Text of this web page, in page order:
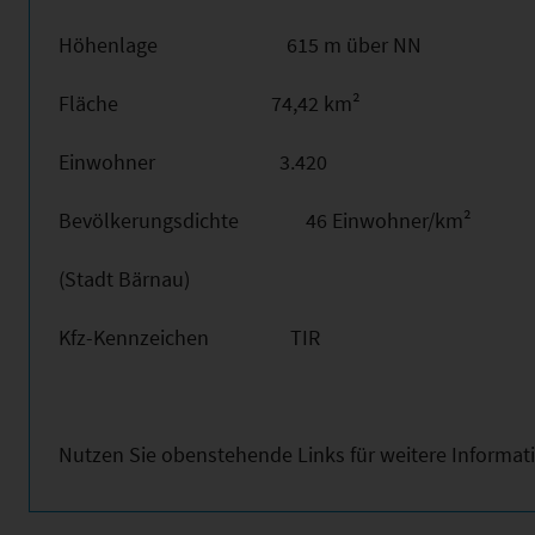
Höhenlage 615 m über NN
Fläche 74,42 km²
Einwohner 3.420
Bevölkerungsdichte 46 Einwohner/km²
(Stadt Bärnau)
Kfz-Kennzeichen TIR
Nutzen Sie obenstehende Links für weitere